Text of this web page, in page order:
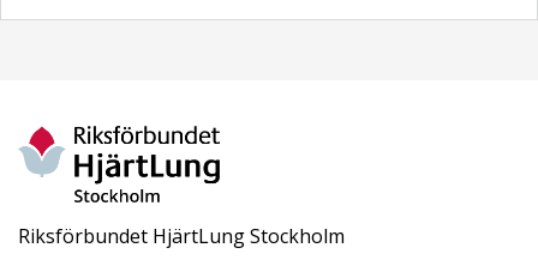
Riksförbundet HjärtLung Stockholm